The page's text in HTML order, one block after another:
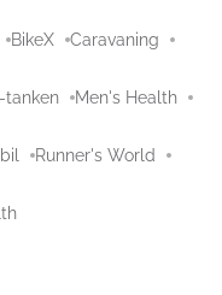
BikeX Caravaning
tanken Men's Health
Runner's World